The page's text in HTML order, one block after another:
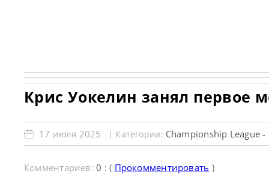
Крис Уокелин занял первое
17 июля 2025 | Категории: Championship League
Комментариев:0 : ( Прокомментировать )